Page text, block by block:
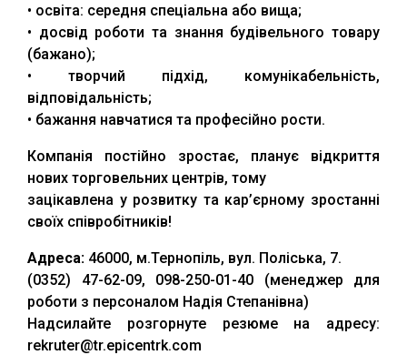
• освіта: середня спеціальна або вища;
• досвід роботи та знання будівельного товару
(бажано);
• творчий підхід, комунікабельність,
відповідальність;
• бажання навчатися та професійно рости.
Компанія постійно зростає, планує відкриття
нових торговельних центрів, тому
зацікавлена у розвитку та кар’єрному зростанні
своїх співробітників!
Адреса: 46000, м.Тернопіль, вул. Поліська, 7.
(0352) 47-62-09, 098-250-01-40 (менеджер для
роботи з персоналом Надія Степанівна)
Надсилайте розгорнуте резюме на адресу:
rekruter@tr.epicentrk.com